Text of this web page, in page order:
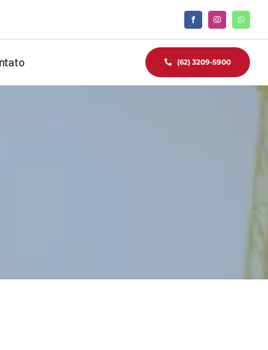
(62) 3209-5900